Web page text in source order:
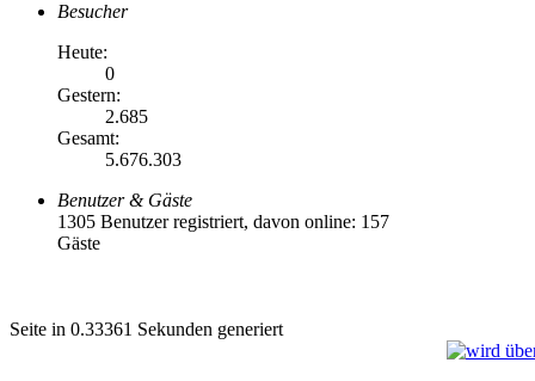
Besucher
Heute:
0
Gestern:
2.685
Gesamt:
5.676.303
Benutzer & Gäste
1305 Benutzer registriert, davon online: 157
Gäste
Seite in 0.33361 Sekunden generiert